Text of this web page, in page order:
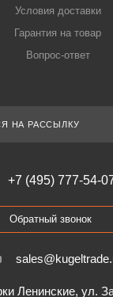
Условия доставки
Гарантия на товар
Вопрос-ответ
НА РАССЫЛКУ
+7 (495) 777-54-
Обратный звонок
Ленинские, ул.